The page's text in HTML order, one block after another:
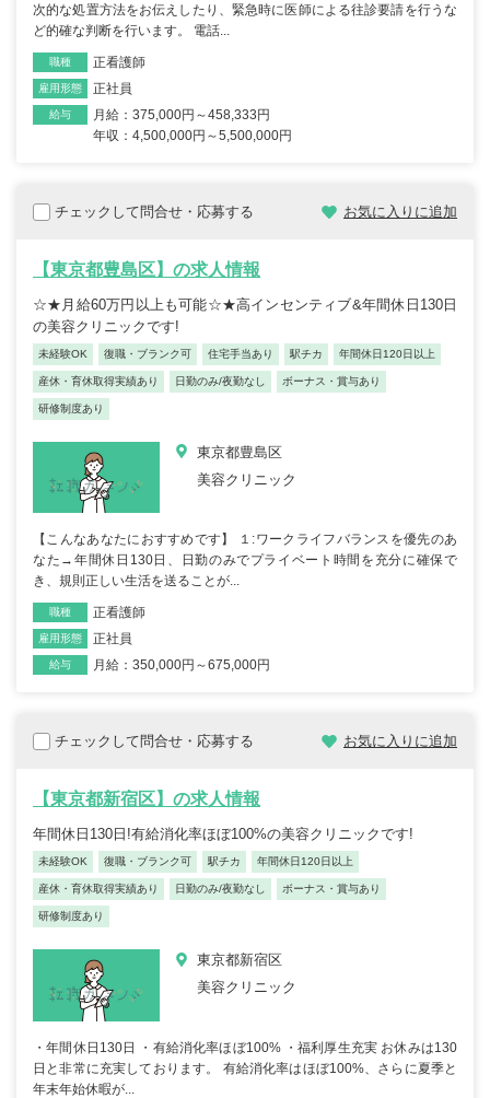
次的な処置方法をお伝えしたり、緊急時に医師による往診要請を行うな
ど的確な判断を行います。 電話...
職種 正看護師
雇用形態 正社員
給与
月給：375,000円～458,333円
年収：4,500,000円～5,500,000円
チェックして問合せ・応募する お気に入りに追加
【東京都豊島区】の求人情報
☆★月給60万円以上も可能☆★高インセンティブ&年間休日130日
の美容クリニックです!
未経験OK 復職・ブランク可 住宅手当あり 駅チカ 年間休日120日以上
産休・育休取得実績あり 日勤のみ/夜勤なし ボーナス・賞与あり
研修制度あり
東京都豊島区
美容クリニック
【こんなあなたにおすすめです】 １:ワークライフバランスを優先のあ
なた→年間休日130日、日勤のみでプライベート時間を充分に確保で
き、規則正しい生活を送ることが...
職種 正看護師
雇用形態 正社員
給与 月給：350,000円～675,000円
チェックして問合せ・応募する お気に入りに追加
【東京都新宿区】の求人情報
年間休日130日!有給消化率ほぼ100%の美容クリニックです!
未経験OK 復職・ブランク可 駅チカ 年間休日120日以上
産休・育休取得実績あり 日勤のみ/夜勤なし ボーナス・賞与あり
研修制度あり
東京都新宿区
美容クリニック
・年間休日130日 ・有給消化率ほぼ100% ・福利厚生充実 お休みは130
日と非常に充実しております。 有給消化率はほぼ100%、さらに夏季と
年末年始休暇が...